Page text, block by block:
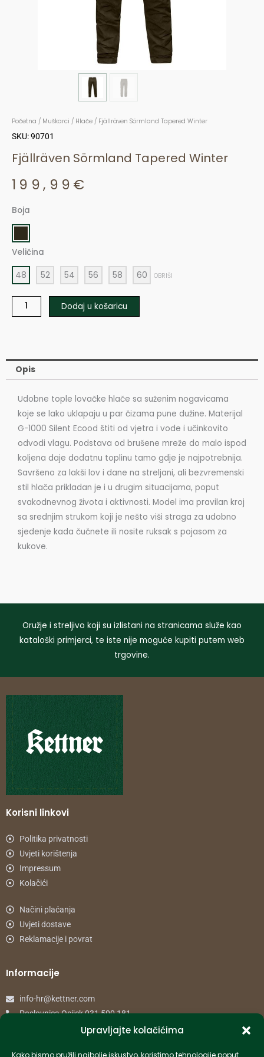
Upravljajte kolačićima
Kako bismo pružili najbolje iskustvo, koristimo tehnologije poput
Početna / Muškarci / Hlače / Fjällräven Sörmland Tapered Winter
SKU: 90701
Fjällräven Sörmland Tapered Winter
199,99 €
Boja
Veličina
48 52 54 56 58 60 OBRIŠI
Fjällräven
Tapered
količina
Dodaj u košaricu
Opis
Udobne tople lovačke hlače sa suženim nogavicama
koje se lako uklapaju u par čizama pune dužine. Materijal
G-1000 Silent Ecood štiti od vjetra i vode i učinkovito
odvodi vlagu. Podstava od brušene mreže do malo ispod
koljena daje dodatnu toplinu tamo gdje je najpotrebnija.
Savršeno za lakši lov i dane na streljani, ali bezvremenski
stil hlača prikladan je i u drugim situacijama, poput
svakodnevnog života i aktivnosti. Model ima pravilan kroj
sa srednjim strukom koji je nešto viši straga za udobno
sjedenje kada čučnete ili nosite ruksak s pojasom za
kukove.
Oružje i streljivo koji su izlistani na stranicama služe kao
kataloški primjerci, te iste nije moguće kupiti putem web
trgovine.
Korisni linkovi
Politika privatnosti
Uvjeti korištenja
Impressum
Kolačići
Načini plaćanja
Uvjeti dostave
Reklamacije i povrat
Informacije
info-hr@kettner.com
Poslovnica Osijek 031 500 181
Poslovnica Zagreb 01 7798 900